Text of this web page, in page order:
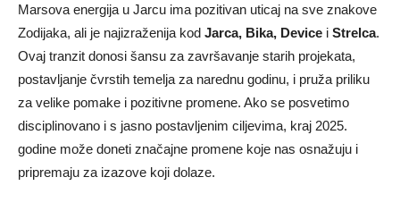
Marsova energija u Jarcu ima pozitivan uticaj na sve znakove
Zodijaka, ali je najizraženija kod Jarca, Bika, Device i Strelca.
Ovaj tranzit donosi šansu za završavanje starih projekata,
postavljanje čvrstih temelja za narednu godinu, i pruža priliku
za velike pomake i pozitivne promene. Ako se posvetimo
disciplinovano i s jasno postavljenim ciljevima, kraj 2025.
godine može doneti značajne promene koje nas osnažuju i
pripremaju za izazove koji dolaze.